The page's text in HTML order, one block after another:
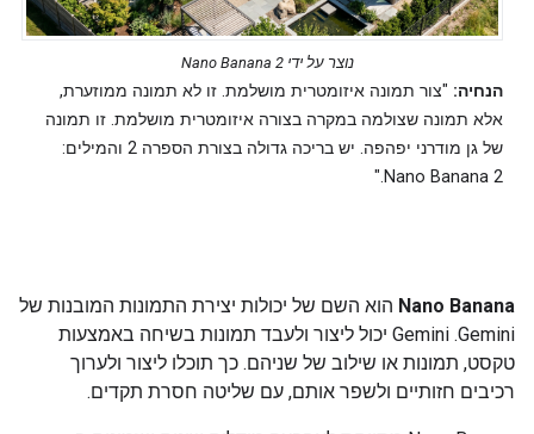
נוצר על ידי Nano Banana 2
הנחיה: "צור תמונה איזומטרית מושלמת. זו לא תמונה ממוזערת,
אלא תמונה שצולמה במקרה בצורה איזומטרית מושלמת. זו תמונה
של גן מודרני יפהפה. יש בריכה גדולה בצורת הספרה 2 והמילים:
Nano Banana 2."
Nano Banana הוא השם של יכולות יצירת התמונות המובנות של
Gemini. ‫Gemini יכול ליצור ולעבד תמונות בשיחה באמצעות
טקסט, תמונות או שילוב של שניהם. כך תוכלו ליצור ולערוך
רכיבים חזותיים ולשפר אותם, עם שליטה חסרת תקדים.